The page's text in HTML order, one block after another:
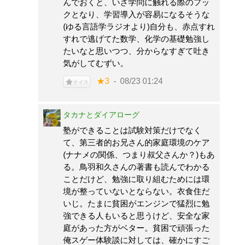
んでおくと、いざ学問に触れる際のフッ
クとなり、学習導入が容易になるそうな
(ゆる言語学ラジオより)自分も、赤点すれ
すれで逃げてた数学、化学の基礎勉強し
たいなと思いつつ、分からなすぎて吐き
気がしてむずい。
ナイス ★3 08/23 01:24
タカナとダイアローグ
塾ができることは試験対策だけでなく
て、第三者的お兄さん的家庭環境のケア
(ナナメの関係、つまり叔父さんか？)もあ
る。鳥羽和久さんの著書も読んでわかる
ことだけど、勉強に取り組むためには環
境が整っていないとならない。衣食住だ
いじ。たまに貧困がエンジンで猛烈に勉
強できる人もいると思うけど、安全な家
庭があった方がベター。貧困で頑張った
俺スゲー体験談に対しては、確かにすご